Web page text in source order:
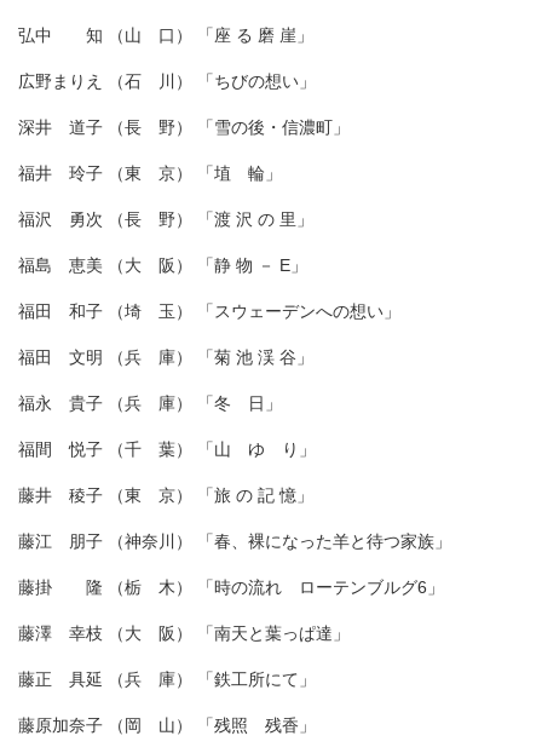
弘中 知 （山 口） 「座 る 磨 崖」
広野まりえ （石 川） 「ちびの想い」
深井 道子 （長 野） 「雪の後・信濃町」
福井 玲子 （東 京） 「埴 輪」
福沢 勇次 （長 野） 「渡 沢 の 里」
福島 恵美 （大 阪） 「静 物 － E」
福田 和子 （埼 玉） 「スウェーデンへの想い」
福田 文明 （兵 庫） 「菊 池 渓 谷」
福永 貴子 （兵 庫） 「冬 日」
福間 悦子 （千 葉） 「山 ゆ り」
藤井 稜子 （東 京） 「旅 の 記 憶」
藤江 朋子 （神奈川） 「春、裸になった羊と待つ家族」
藤掛 隆 （栃 木） 「時の流れ ローテンブルグ6」
藤澤 幸枝 （大 阪） 「南天と葉っぱ達」
藤正 具延 （兵 庫） 「鉄工所にて」
藤原加奈子 （岡 山） 「残照 残香」